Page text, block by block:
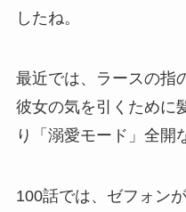
したね。
最近では、ラースの指
彼女の気を引くために
り「溺愛モード」全開
100話では、ゼフォン